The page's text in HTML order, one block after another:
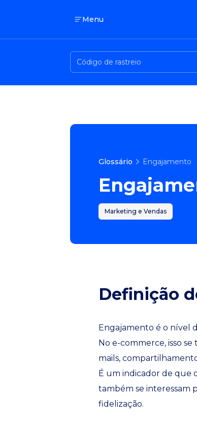
Menu
Glossário Engajamento
Marketing e Vendas
Definição
Engajamento é o nível
No e-commerce, isso
mails,
É um indicador de que
também se interessam
fidelização.